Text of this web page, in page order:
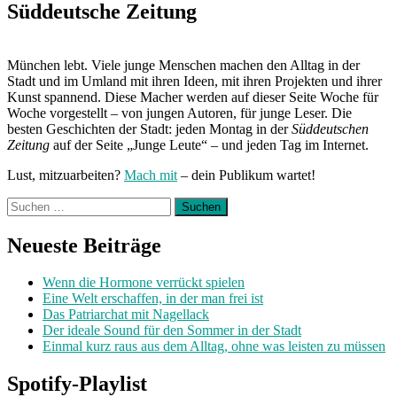
Post:
Süddeutsche Zeitung
München lebt. Viele junge Menschen machen den Alltag in der
Stadt und im Umland mit ihren Ideen, mit ihren Projekten und ihrer
Kunst spannend. Diese Macher werden auf dieser Seite Woche für
Woche vorgestellt – von jungen Autoren, für junge Leser. Die
besten Geschichten der Stadt: jeden Montag in derSüddeutschen
Zeitung auf der Seite „Junge Leute“ – und jeden Tag im Internet.
Lust, mitzuarbeiten? Mach mit – dein Publikum wartet!
Suchen
nach:
Neueste Beiträge
Wenn die Hormone verrückt spielen
Eine Welt erschaffen, in der man frei ist
Das Patriarchat mit Nagellack
Der ideale Sound für den Sommer in der Stadt
Einmal kurz raus aus dem Alltag, ohne was leisten zu müssen
Spotify-Playlist